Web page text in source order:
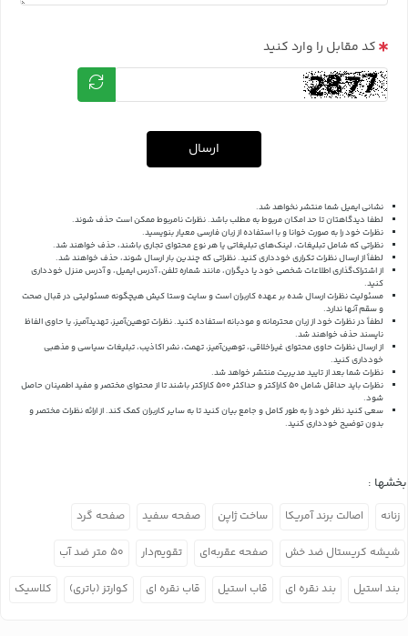
کد مقابل را وارد کنید
ارسال
نشانی ایمیل شما منتشر نخواهد شد.
لطفا دیدگاهتان تا حد امکان مربوط به مطلب باشد. نظرات نامربوط ممکن است حذف شوند.
نظرات خود را به صورت خوانا و با استفاده از زبان فارسی معیار بنویسید.
نظراتی که شامل تبلیغات، لینک‌های تبلیغاتی یا هر نوع محتوای تجاری باشند، حذف خواهند شد.
لطفاً از ارسال نظرات تکراری خودداری کنید. نظراتی که چندین بار ارسال شوند، حذف خواهند شد.
از اشتراک‌گذاری اطلاعات شخصی خود یا دیگران، مانند شماره تلفن، آدرس ایمیل، و آدرس منزل خودداری
کنید.
مسئولیت نظرات ارسال شده بر عهده کاربران است و سایت وستا کیش هیچگونه مسئولیتی در قبال صحت
و سقم آنها ندارد.
لطفاً در نظرات خود از زبان محترمانه و مودبانه استفاده کنید. نظرات توهین‌آمیز، تهدیدآمیز، یا حاوی الفاظ
ناپسند حذف خواهند شد.
از ارسال نظرات حاوی محتوای غیراخلاقی، توهین‌آمیز، تهمت، نشر اکاذیب، تبلیغات سیاسی و مذهبی
خودداری کنید.
نظرات شما بعد از تایید مدیریت منتشر خواهد شد.
نظرات باید حداقل شامل 50 کاراکتر و حداکثر 500 کاراکتر باشند تا از محتوای مختصر و مفید اطمینان حاصل
شود.
سعی کنید نظر خود را به طور کامل و جامع بیان کنید تا به سایر کاربران کمک کند.از ارائه نظرات مختصر و
بدون توضیح خودداری کنید.
بخشها :
زنانه اصالت برند آمریکا ساخت ژاپن صفحه سفید صفحه گرد
شیشه کریستال ضد خش صفحه عقربه‌ای تقویم‌دار ۵۰ متر ضد آب
بند استیل بند نقره ای قاب استیل قاب نقره ای کوارتز (باتری) کلاسیک